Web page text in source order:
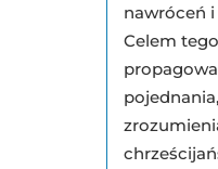
nawróceń
Celem